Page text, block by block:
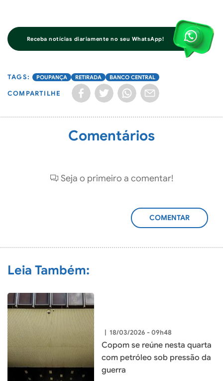
Receba notícias diariamente no seu WhatsApp!
POUPANÇA RETIRADA BANCO CENTRAL
COMPARTILHE
Comentários
Seja o primeiro a comentar!
ADICIONAR
Leia Também:
| 18/03/2026 - 09h48
Copom se reúne nesta quarta
com petróleo sob pressão da
guerra